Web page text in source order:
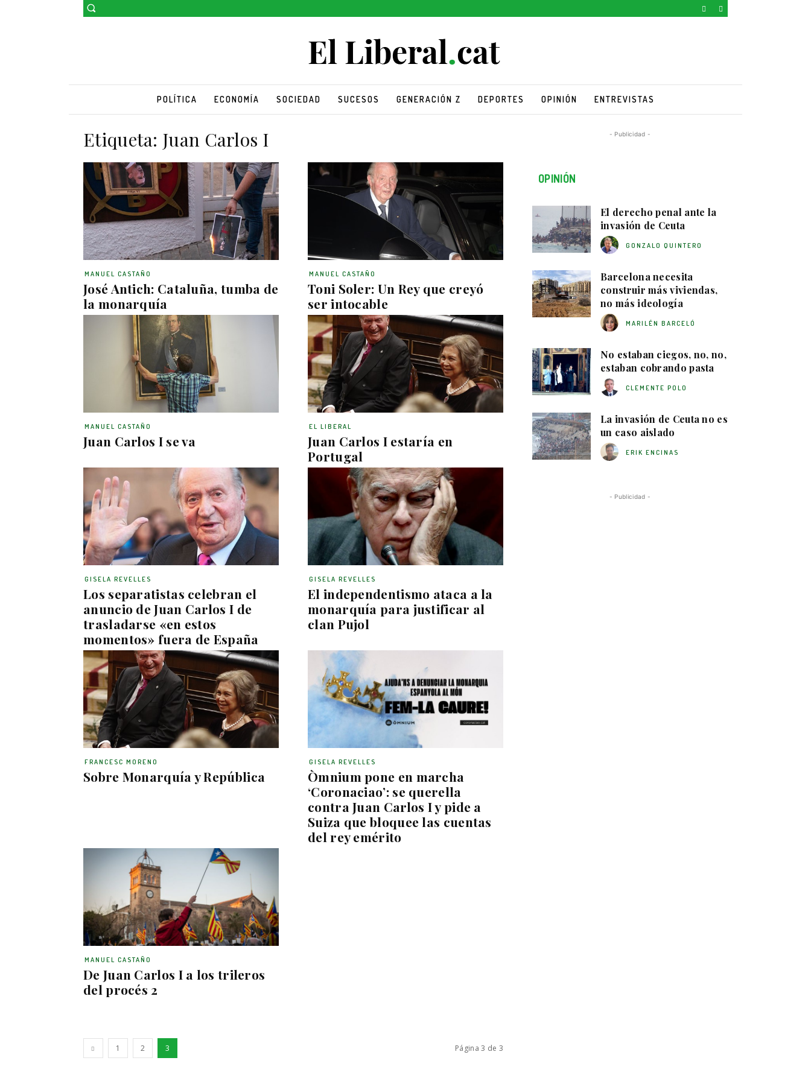
POLÍTICA ECONOMÍA SOCIEDAD SUCESOS GENERACIÓN Z DEPORTES OPINIÓN ENTREVISTAS
Etiqueta: Juan Carlos I
José Antich: Cataluña, tumba de
la monarquía
MANUEL CASTAÑO
Toni Soler: Un Rey que creyó
ser intocable
MANUEL CASTAÑO
Juan Carlos I se va
MANUEL CASTAÑO
Juan Carlos I estaría en
Portugal
EL LIBERAL
Los separatistas celebran el
anuncio de Juan Carlos I de
trasladarse «en estos
momentos» fuera de España
GISELA REVELLES
El independentismo ataca a la
monarquía para justificar al
clan Pujol
GISELA REVELLES
Sobre Monarquía y República
FRANCESC MORENO
Òmnium pone en marcha
‘Coronaciao’: se querella
contra Juan Carlos I y pide a
Suiza que bloquee las cuentas
del rey emérito
GISELA REVELLES
De Juan Carlos I a los trileros
del procés 2
MANUEL CASTAÑO
1 2 3 Página 3 de 3
- Publicidad -
OPINIÓN
El derecho penal ante la
invasión de Ceuta
GONZALO QUINTERO
Barcelona necesita
construir más viviendas,
no más ideología
MARILÉN BARCELÓ
No estaban ciegos, no, no,
estaban cobrando pasta
CLEMENTE POLO
La invasión de Ceuta no es
un caso aislado
ERIK ENCINAS
- Publicidad -